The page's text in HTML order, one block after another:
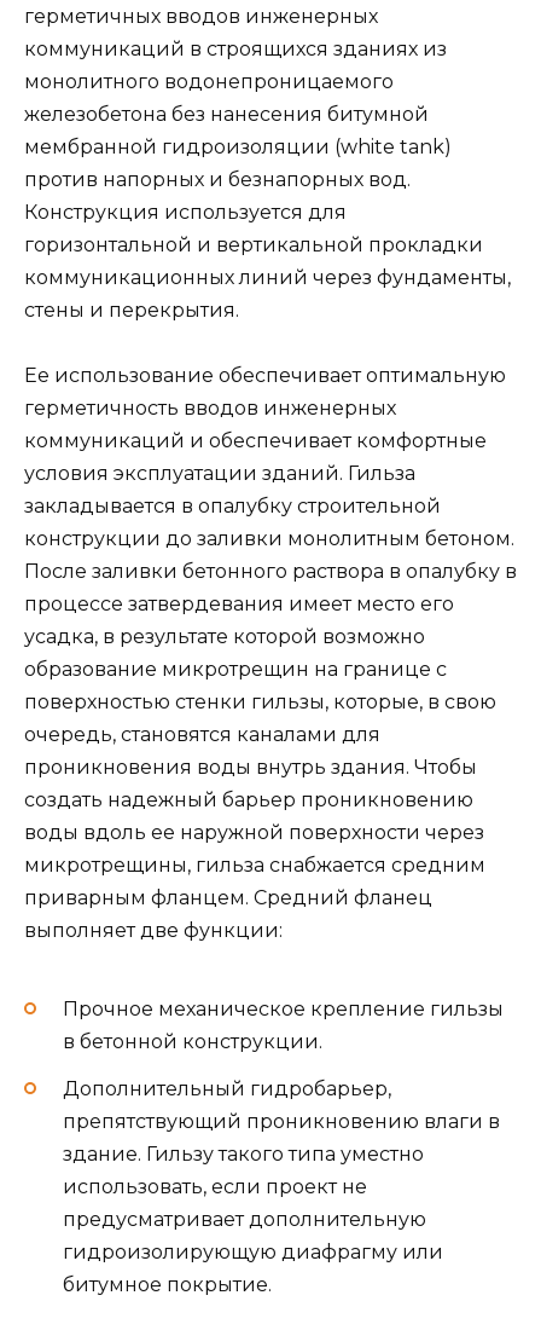
герметичных вводов инженерных
коммуникаций в строящихся зданиях из
монолитного водонепроницаемого
железобетона без нанесения битумной
мембранной гидроизоляции (white tank)
против напорных и безнапорных вод.
Конструкция используется для
горизонтальной и вертикальной прокладки
коммуникационных линий через фундаменты,
стены и перекрытия.
Ее использование обеспечивает оптимальную
герметичность вводов инженерных
коммуникаций и обеспечивает комфортные
условия эксплуатации зданий. Гильза
закладывается в опалубку строительной
конструкции до заливки монолитным бетоном.
После заливки бетонного раствора в опалубку в
процессе затвердевания имеет место его
усадка, в результате которой возможно
образование микротрещин на границе с
поверхностью стенки гильзы, которые, в свою
очередь, становятся каналами для
проникновения воды внутрь здания. Чтобы
создать надежный барьер проникновению
воды вдоль ее наружной поверхности через
микротрещины, гильза снабжается средним
приварным фланцем. Средний фланец
выполняет две функции:
Прочное механическое крепление гильзы
в бетонной конструкции.
Дополнительный гидробарьер,
препятствующий проникновению влаги в
здание. Гильзу такого типа уместно
использовать, если проект не
предусматривает дополнительную
гидроизолирующую диафрагму или
битумное покрытие.